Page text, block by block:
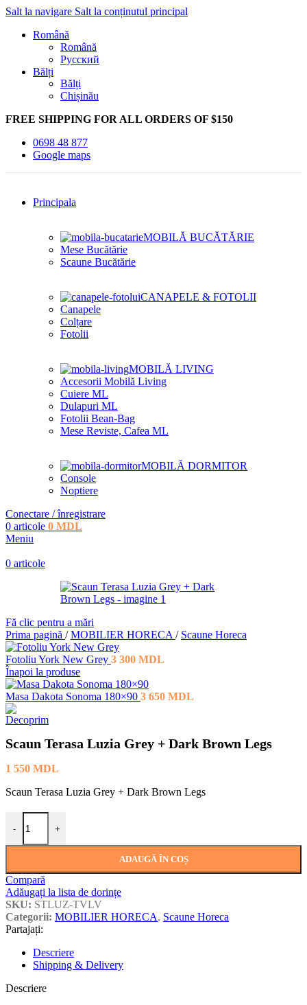
Salt la navigare Salt la conținutul principal
Română
Română
Русский
Bălți
Bălți
Chișinău
FREE SHIPPING FOR ALL ORDERS OF $150
0698 48 877
Google maps
Principala
MOBILĂ BUCĂTĂRIE
Mese Bucătărie
Scaune Bucătărie
CANAPELE & FOTOLII
Canapele
Colțare
Fotolii
MOBILĂ LIVING
Accesorii Mobilă Living
Cuiere ML
Dulapuri ML
Fotolii Bean-Bag
Mese Reviste, Cafea ML
MOBILĂ DORMITOR
Console
Noptiere
Conectare / înregistrare
0 articole 0 MDL
Meniu
0 articole
Fă clic pentru a mări
Prima pagină / MOBILIER HORECA / Scaune Horeca
Fotoliu York New Grey 3 300 MDL
Înapoi la produse
Masa Dakota Sonoma 180×90 3 650 MDL
Scaun Terasa Luzia Grey + Dark Brown Legs
1 550 MDL
Scaun Terasa Luzia Grey + Dark Brown Legs
-
Cantitate Scaun Terasa Luzia Grey + Dark Brown Legs
+
ADAUGĂ ÎN COȘ
Compară
Adăugați la lista de dorințe
SKU: STLUZ-TVLV
Categorii: MOBILIER HORECA, Scaune Horeca
Partajați:
Descriere
Shipping & Delivery
Descriere